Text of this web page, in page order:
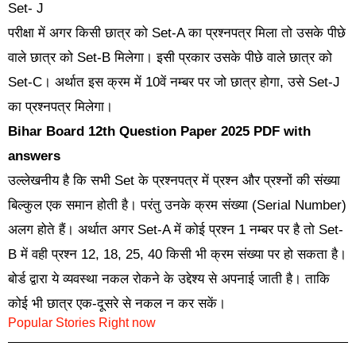
Set- J
परीक्षा में अगर किसी छात्र को Set-A का प्रश्नपत्र मिला तो उसके पीछे
वाले छात्र को Set-B मिलेगा। इसी प्रकार उसके पीछे वाले छात्र को
Set-C। अर्थात इस क्रम में 10वें नम्बर पर जो छात्र होगा, उसे Set-J
का प्रश्नपत्र मिलेगा।
Bihar Board 12th Question Paper 2025 PDF with
answers
उल्लेखनीय है कि सभी Set के प्रश्नपत्र में प्रश्न और प्रश्नों की संख्या
बिल्कुल एक समान होती है। परंतु उनके क्रम संख्या (Serial Number)
अलग होते हैं। अर्थात अगर Set-A में कोई प्रश्न 1 नम्बर पर है तो Set-
B में वही प्रश्न 12, 18, 25, 40 किसी भी क्रम संख्या पर हो सकता है।
बोर्ड द्वारा ये व्यवस्था नकल रोकने के उद्देश्य से अपनाई जाती है। ताकि
कोई भी छात्र एक-दूसरे से नकल न कर सकें।
Popular Stories Right now